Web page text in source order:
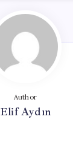
Author
Elif Aydın